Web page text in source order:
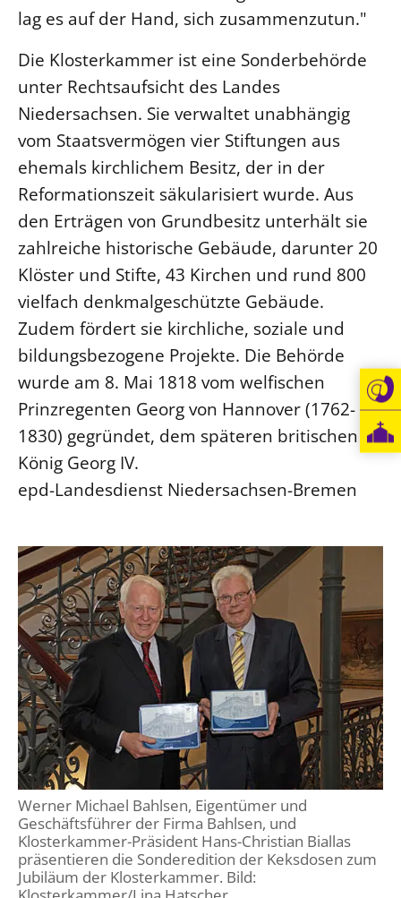
lag es auf der Hand, sich zusammenzutun."
Die Klosterkammer ist eine Sonderbehörde
unter Rechtsaufsicht des Landes
Niedersachsen. Sie verwaltet unabhängig
vom Staatsvermögen vier Stiftungen aus
ehemals kirchlichem Besitz, der in der
Reformationszeit säkularisiert wurde. Aus
den Erträgen von Grundbesitz unterhält sie
zahlreiche historische Gebäude, darunter 20
Klöster und Stifte, 43 Kirchen und rund 800
vielfach denkmalgeschützte Gebäude.
Zudem fördert sie kirchliche, soziale und
bildungsbezogene Projekte. Die Behörde
wurde am 8. Mai 1818 vom welfischen
Prinzregenten Georg von Hannover (1762-
1830) gegründet, dem späteren britischen
König Georg IV.
epd-Landesdienst Niedersachsen-Bremen
Werner Michael Bahlsen, Eigentümer und
Geschäftsführer der Firma Bahlsen, und
Klosterkammer-Präsident Hans-Christian Biallas
präsentieren die Sonderedition der Keksdosen zum
Jubiläum der Klosterkammer. Bild:
Corporate Design
Interventionsplan
Jahresgespräche
Kantine Speiseplan
Kirchliches Amtsblatt
Kirchliche Verwaltung
Klimaschutzgesetz
Kunstreferat
NKVK
Öffentlichkeitsarbeit
Personalausschuss
Projektmanagement
Recht
Terminstundenplaner